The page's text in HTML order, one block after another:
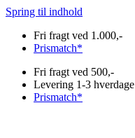
Spring til indhold
Fri fragt ved 1.000,-
Prismatch*
Fri fragt ved 500,-
Levering 1-3 hverdage
Prismatch*